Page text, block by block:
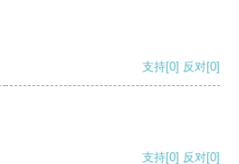
支持[0] 反对[0]
支持[0] 反对[0]